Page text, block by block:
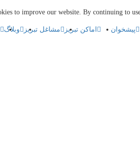
پیشخوان اماکن تبریز مشاغل تبریز وبلاگ
to improve our website. By continuing to